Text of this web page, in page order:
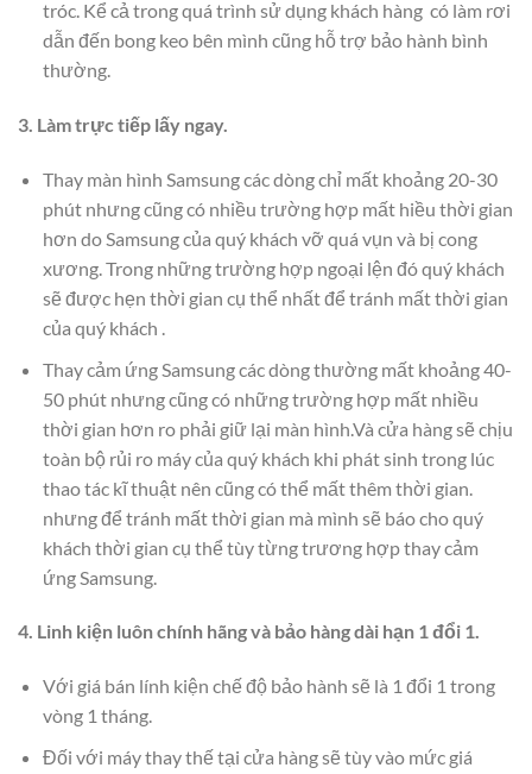
tróc. Kể cả trong quá trình sử dụng khách hàng có làm rơi
dẫn đến bong keo bên mình cũng hỗ trợ bảo hành bình
thường.
3. Làm trực tiếp lấy ngay.
Thay màn hình Samsung các dòng chỉ mất khoảng 20-30
phút nhưng cũng có nhiều trường hợp mất hiều thời gian
hơn do Samsung của quý khách vỡ quá vụn và bị cong
xương. Trong những trường hợp ngoại lện đó quý khách
sẽ được hẹn thời gian cụ thể nhất để tránh mất thời gian
của quý khách .
Thay cảm ứng Samsung các dòng thường mất khoảng 40-
50 phút nhưng cũng có những trường hợp mất nhiều
thời gian hơn ro phải giữ lại màn hình.Và cửa hàng sẽ chịu
toàn bộ rủi ro máy của quý khách khi phát sinh trong lúc
thao tác kĩ thuật nên cũng có thể mất thêm thời gian.
nhưng để tránh mất thời gian mà mình sẽ báo cho quý
khách thời gian cụ thể tùy từng trương hợp thay cảm
ứng Samsung.
4. Linh kiện luôn chính hãng và bảo hàng dài hạn 1 đổi 1.
Với giá bán lính kiện chế độ bảo hành sẽ là 1 đổi 1 trong
vòng 1 tháng.
Đối với máy thay thế tại cửa hàng sẽ tùy vào mức giá